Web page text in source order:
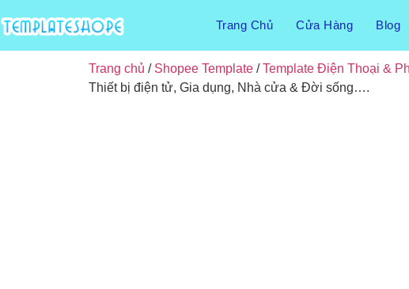
Trang Chủ Cửa Hàng Blog
Trang chủ / Shopee Template /Template Điện Thoại &
Thiết bị điện tử, Gia dụng, Nhà cửa & Đời sống….